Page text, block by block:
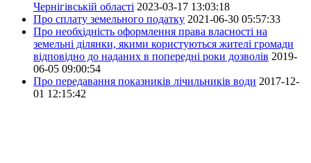
Чернігівській області 2023-03-17 13:03:18
Про сплату земельного податку 2021-06-30 05:57:33
Про необхідність оформлення права власності на
земельні ділянки, якими користуються жителі громади
відповідно до наданих в попередні роки дозволів 2019-
06-05 09:00:54
Про передавання показників лічильників води 2017-12-
01 12:15:42